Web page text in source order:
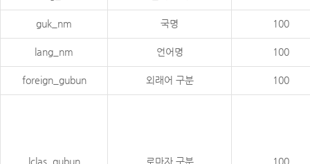
guk_nm 국명 100
lang_nm 언어명 100
foreign_gubun 외래어 구분 100
lclas_gubun 로마자 구분 100